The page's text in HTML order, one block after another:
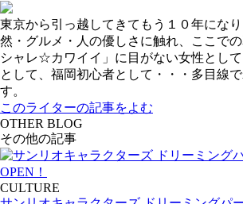
東京から引っ越してきてもう１０年にな
然・グルメ・人の優しさに触れ、ここで
シャレ☆カワイイ」に目がない女性とし
として、福岡初心者として・・・多目線
す。
このライターの記事をよむ
OTHER BLOG
その他の記事
CULTURE